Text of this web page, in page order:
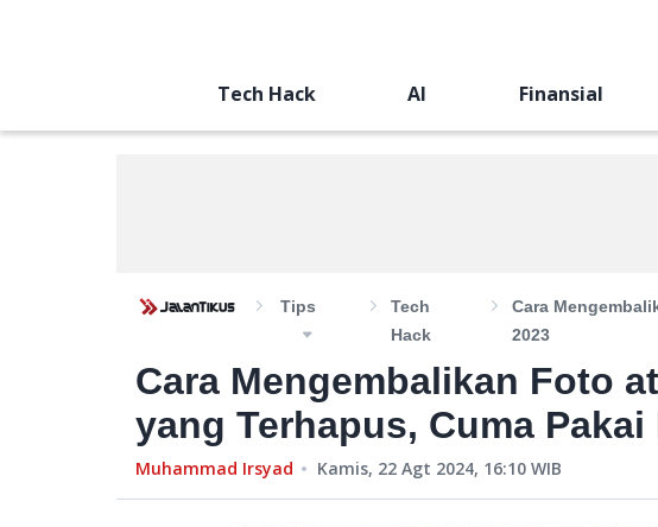
Tech Hack AI Finansial
Tips
Tech
Hack
Cara
2023
Cara Mengembalikan Foto
yang Terhapus, Cuma
Muhammad Irsyad Kamis, 22 Agt 2024, 16:10 WIB